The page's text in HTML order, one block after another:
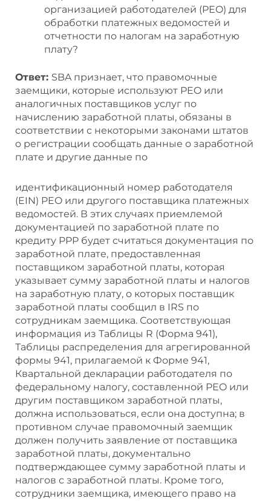
организацией работодателей (PEO) для
обработки платежных ведомостей и
отчетности по налогам на заработную
плату?
Ответ: SBA признает, что правомочные
заемщики, которые используют PEO или
аналогичных поставщиков услуг по
начислению заработной платы, обязаны в
соответствии с некоторыми законами штатов
о регистрации сообщать данные о заработной
плате и другие данные по
идентификационный номер работодателя
(EIN) PEO или другого поставщика платежных
ведомостей. В этих случаях приемлемой
документацией по заработной плате по
кредиту PPP будет считаться документация по
заработной плате, предоставленная
поставщиком заработной платы, которая
указывает сумму заработной платы и налогов
на заработную плату, о которых поставщик
заработной платы сообщил в IRS по
сотрудникам заемщика. Соответствующая
информация из Таблицы R (Форма 941),
Таблицы распределения для агрегированной
формы 941, прилагаемой к Форме 941,
Квартальной декларации работодателя по
федеральному налогу, составленной PEO или
другим поставщиком заработной платы,
должна использоваться, если она доступна; в
противном случае правомочный заемщик
должен получить заявление от поставщика
заработной платы, документально
подтверждающее сумму заработной платы и
налогов с заработной платы. Кроме того,
сотрудники заемщика, имеющего право на